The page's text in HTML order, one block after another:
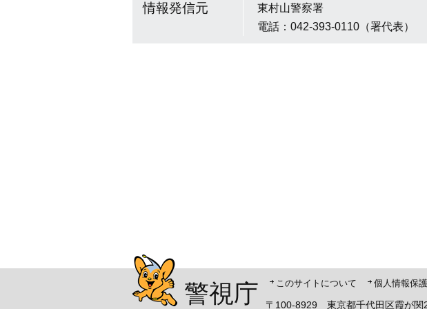
情報発信元
東村山警察署
電話：042-393-0110（署代表）
警視庁 このサイトについて 個人情報保護
〒100-8929 東京都千代田区霞が関